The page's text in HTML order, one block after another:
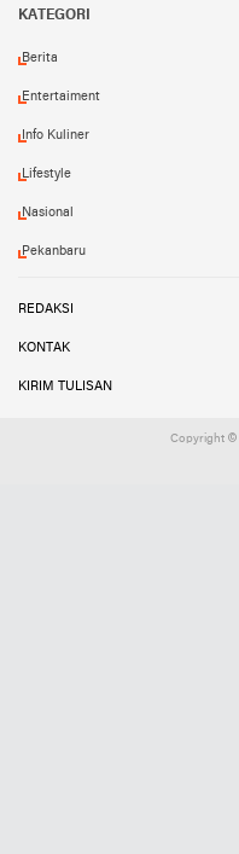
KATEGORI
Berita
Entertaiment
Info Kuliner
Lifestyle
Nasional
Pekanbaru
REDAKSI
KONTAK
KIRIM TULISAN
Copyright ©